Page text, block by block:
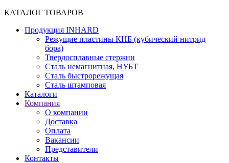
КАТАЛОГ ТОВАРОВ
Продукция INHARD
Режущие пластины КНБ (кубический нитрид
бора)
Твердосплавные стержни
Сталь немагнитная, НУБТ
Сталь быстрорежущая
Сталь штамповая
Каталоги
Компания
О компании
Доставка
Оплата
Вакансии
Представители
Контакты